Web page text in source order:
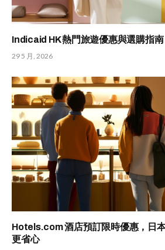
Indicaid HK 熱門旅遊優惠與選購指南
29 5 月, 2026
Hotels.com 酒店預訂限時優惠，日
更省心